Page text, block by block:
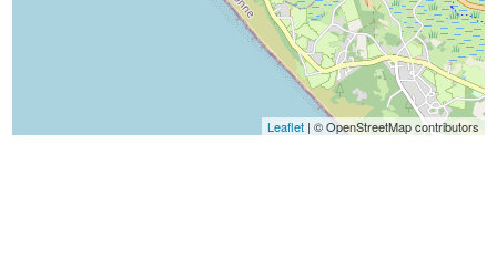
Leaflet| © OpenStreetMap contributors